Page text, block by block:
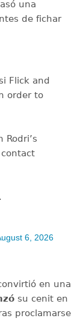
una
de fichar
Flick and
order to
6, 2026
en una
su cenit en
proclamarse